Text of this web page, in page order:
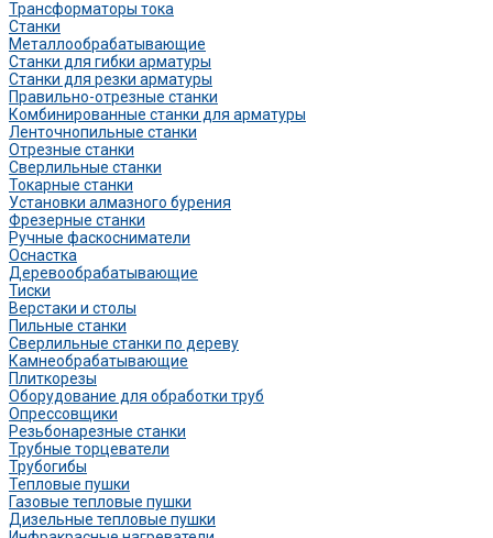
Трансформаторы тока
Станки
Металлообрабатывающие
Станки для гибки арматуры
Станки для резки арматуры
Правильно-отрезные станки
Комбинированные станки для арматуры
Ленточнопильные станки
Отрезные станки
Сверлильные станки
Токарные станки
Установки алмазного бурения
Фрезерные станки
Ручные фаскосниматели
Оснастка
Деревообрабатывающие
Тиски
Верстаки и столы
Пильные станки
Сверлильные станки по дереву
Камнеобрабатывающие
Плиткорезы
Оборудование для обработки труб
Опрессовщики
Резьбонарезные станки
Трубные торцеватели
Трубогибы
Тепловые пушки
Газовые тепловые пушки
Дизельные тепловые пушки